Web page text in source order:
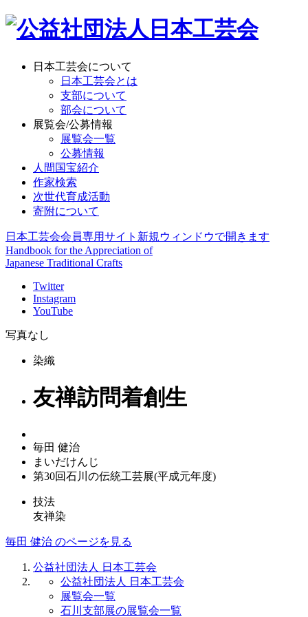
日本工芸会について
日本工芸会とは
支部について
部会について
展覧会/公募情報
展覧会一覧
公募情報
人間国宝紹介
作家検索
次世代育成活動
寄附について
日本工芸会会員専用サイト 新規ウィンドウで開きます
Handbook for the Appreciation of
Japanese Traditional Crafts
Twitter
Instagram
YouTube
写真なし
染織
友禅訪問着創生
毎田 健治
まいだけんじ
第30回石川の伝統工芸展(平成元年度)
技法
友禅染
毎田 健治 のページを見る
公益社団法人 日本工芸会
公益社団法人 日本工芸会
展覧会一覧
石川支部展の展覧会一覧